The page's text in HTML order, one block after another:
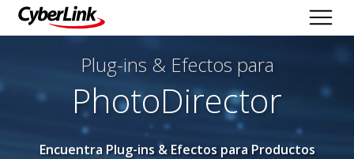
Plug-ins & Efectos para
PhotoDirector
Encuentra Plug-ins & Efectos para Productos